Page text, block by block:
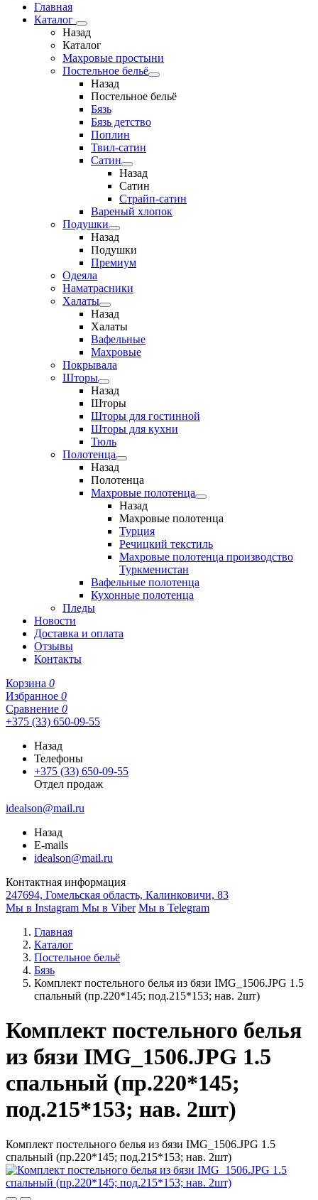
Главная
Каталог
Назад
Каталог
Махровые простыни
Постельное бельё
Назад
Постельное бельё
Бязь
Бязь детство
Поплин
Твил-сатин
Сатин
Назад
Сатин
Страйп-сатин
Вареный хлопок
Подушки
Назад
Подушки
Премиум
Одеяла
Наматрасники
Халаты
Назад
Халаты
Вафельные
Махровые
Покрывала
Шторы
Назад
Шторы
Шторы для гостинной
Шторы для кухни
Тюль
Полотенца
Назад
Полотенца
Махровые полотенца
Назад
Махровые полотенца
Турция
Речицкий текстиль
Махровые полотенца производство
Туркменистан
Вафельные полотенца
Кухонные полотенца
Пледы
Новости
Доставка и оплата
Отзывы
Контакты
Корзина 0
Избранное 0
Сравнение 0
+375 (33) 650-09-55
Назад
Телефоны
+375 (33) 650-09-55
Отдел продаж
idealson@mail.ru
Назад
E-mails
idealson@mail.ru
Контактная информация
247694, Гомельская область, Калинковичи, 83
Мы в Instagram Мы в Viber Мы в Telegram
Главная
Каталог
Постельное бельё
Бязь
Комплект постельного белья из бязи IMG_1506.JPG 1.5
спальный (пр.220*145; под.215*153; нав. 2шт)
Комплект постельного белья
из бязи IMG_1506.JPG 1.5
спальный (пр.220*145;
под.215*153; нав. 2шт)
Комплект постельного белья из бязи IMG_1506.JPG 1.5
спальный (пр.220*145; под.215*153; нав. 2шт)